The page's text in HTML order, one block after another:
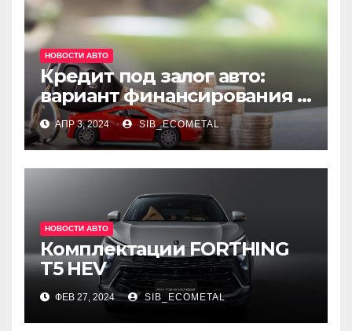
НОВОСТИ АВТО
Кредит под залог авто:
вариант финансирования с
меньшими рисками
АПР 3, 2024 SIB_ECOMETAL
НОВОСТИ АВТО
Комплектации FORTHING
T5 HEV
ФЕВ 27, 2024 SIB_ECOMETAL